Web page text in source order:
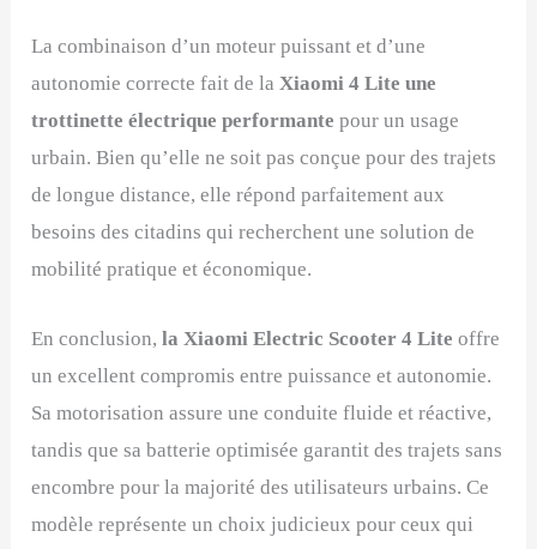
La combinaison d’un moteur puissant et d’une
autonomie correcte fait de laXiaomi 4 Lite une
trottinette électrique performante pour un usage
urbain. Bien qu’elle ne soit pas conçue pour des trajets
de longue distance, elle répond parfaitement aux
besoins des citadins qui recherchent une solution de
mobilité pratique et économique.
En conclusion,la Xiaomi Electric Scooter 4 Lite offre
un excellent compromis entre puissance et autonomie.
Sa motorisation assure une conduite fluide et réactive,
tandis que sa batterie optimisée garantit des trajets sans
encombre pour la majorité des utilisateurs urbains. Ce
modèle représente un choix judicieux pour ceux qui